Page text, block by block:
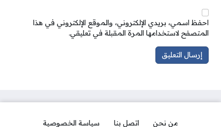
احفظ اسمي، بريدي الإلكتروني، والموقع الإلكتروني في هذا
المتصفح لاستخدامها المرة المقبلة في تعليقي.
من نحن اتصل بنا سياسة الخصوصية